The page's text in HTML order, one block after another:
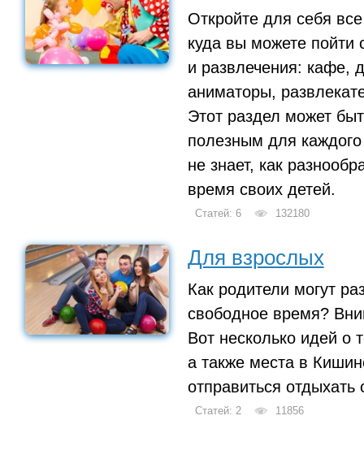
Откройте для себя
куда вы можете пойти
и развлечения: кафе,
аниматоры,
Этот раздел может
полезным для
не знает, как
время своих детей.
Статей: 6 132180
Для взрослых
Как родители могут
свободное время?
Вот несколько идей о
а также места в
отправиться отдыхать
Статей: 2 11856